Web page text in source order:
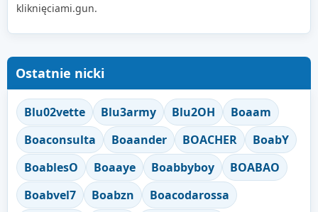
kliknięciami.gun.
Ostatnie nicki
Blu02vette Blu3army Blu2OH
Boaam
Boaconsulta
Boaander BOACHER
BoabY
BoablesO
Boaaye Boabbyboy
BOABAO
Boabvel7
Boabzn
Boacodarossa